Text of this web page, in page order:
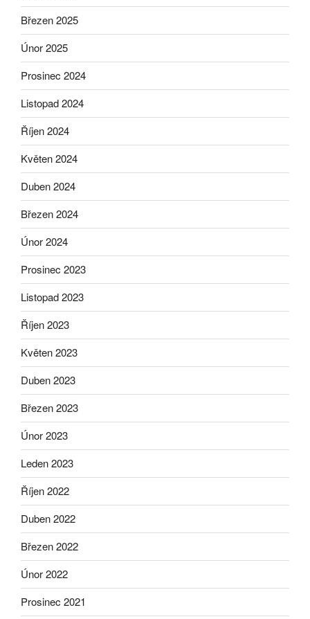
Březen 2025
Únor 2025
Prosinec 2024
Listopad 2024
Říjen 2024
Květen 2024
Duben 2024
Březen 2024
Únor 2024
Prosinec 2023
Listopad 2023
Říjen 2023
Květen 2023
Duben 2023
Březen 2023
Únor 2023
Leden 2023
Říjen 2022
Duben 2022
Březen 2022
Únor 2022
Prosinec 2021